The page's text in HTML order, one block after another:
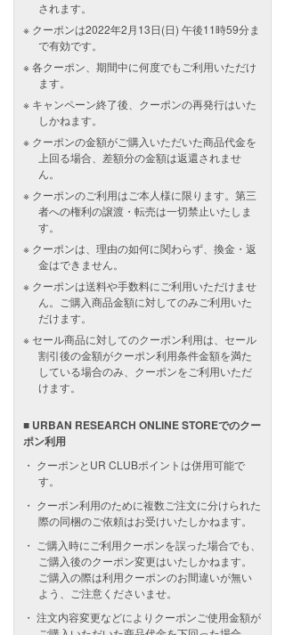
されます。
クーポンは2022年2月13日(日) 午後11時59分ま
で有効です。
各クーポン、期間中に何度でもご利用いただけ
ます。
キャンペーン終了後、クーポンの再発行はいた
しかねます。
クーポンの金額がご購入いただいた商品代金を
上回る場合、差額分の金額は返還されませ
ん。
クーポンのご利用はご本人様に限ります。第三
者への権利の譲渡・転売は一切禁止いたしま
す。
クーポンは、理由の如何に関わらず、換金・返
金はできません。
クーポンは送料や手数料にご利用いただけませ
ん。ご購入商品金額に対してのみご利用いた
だけます。
セール商品に対してのクーポン利用は、セール
割引後の金額がクーポン利用条件金額を満た
している場合のみ、クーポンをご利用いただ
けます。
■ URBAN RESEARCH ONLINE STOREでのクー
ポン利用
クーポンとUR CLUBポイントは併用可能で
す。
クーポン利用のために複数ご注文に分けられた
際の同梱のご依頼はお受けいたしかねます。
ご購入時にご利用クーポンを誤った場合でも、
ご購入後のクーポン変更はいたしかねます。
ご購入の際は利用クーポンのお間違いが無い
よう、ご注意くださいませ。
注文内容変更などによりクーポンご使用金額が